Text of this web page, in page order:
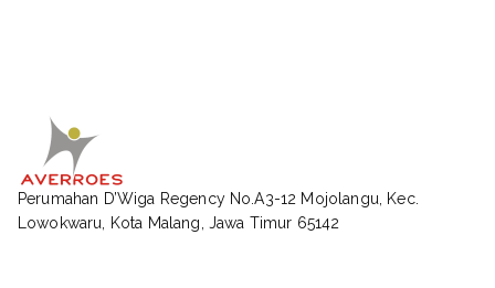
Perumahan D’Wiga Regency No.A3-12 Mojolangu, Kec.
Lowokwaru, Kota Malang, Jawa Timur 65142